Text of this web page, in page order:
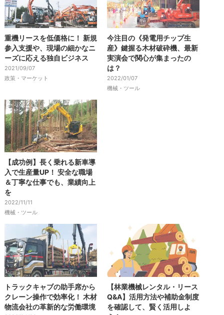
重機リースを低価格に！ 新規
参入支援や、現場の細かなニ
ーズに応える独自ビジネス
2021/09/07
政策・マーケット
今注目の《発電用チップ生
産》鍵握る木材破砕機、最新
実演会で関心が集まったの
は？
2022/01/07
機械・ツール
【成功例】長く乗れる新車導
入で生産量UP！ 安全な職場
＆丁寧な仕事でも、業績向上
を
2022/11/11
機械・ツール
トラックキャブの助手席から
クレーン操作で効率化！ 木材
物流会社の革新的な労働環境
【林業機械レンタル・リース
Q&A】活用方法や補助金制度
を確認して、賢く活用しよ